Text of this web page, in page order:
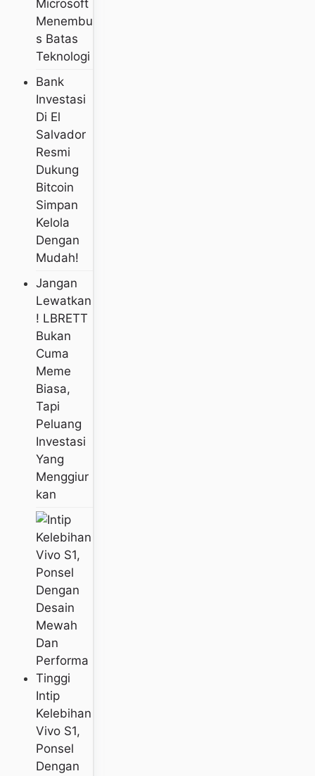
Microsoft
Menembu
S Batas
Teknologi
Bank
Investasi
Di El
Salvador
Resmi
Dukung
Bitcoin
Simpan
Kelola
Dengan
Mudah!
Jangan
Lewatkan
! LBRETT
Bukan
Cuma
Meme
Biasa,
Tapi
Peluang
Investasi
Yang
Menggiur
Kan
Intip
Kelebihan
Vivo S1,
Ponsel
Dengan